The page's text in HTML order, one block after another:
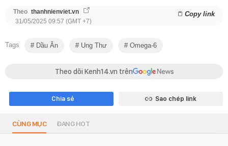
Theo thanhnienviet.vn Copy link
31/05/2025 09:57 (GMT +7)
Tags Dầu Ăn Ung Thư Omega-6
Theo dõi Kenh14.vn trên
Chia sẻ Sao chép link
CÙNG MỤC ĐANG HOT